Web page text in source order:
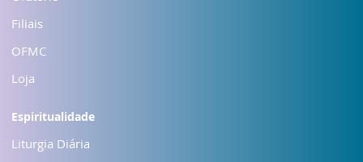
Filiais
OFMC
Loja
Espiritualidade
Liturgia Diária